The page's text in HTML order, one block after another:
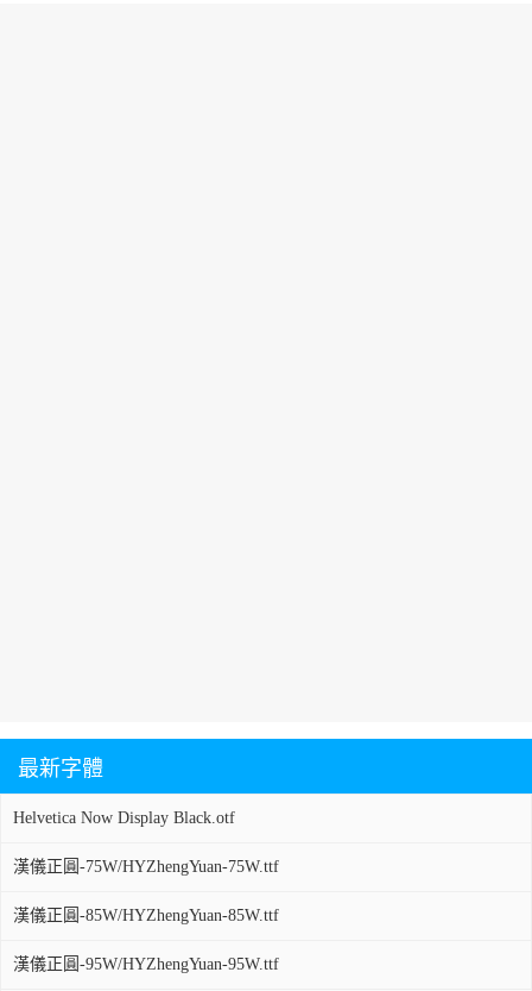
最新字體
Helvetica Now Display Black.otf
漢儀正圓-75W/HYZhengYuan-75W.ttf
漢儀正圓-85W/HYZhengYuan-85W.ttf
漢儀正圓-95W/HYZhengYuan-95W.ttf